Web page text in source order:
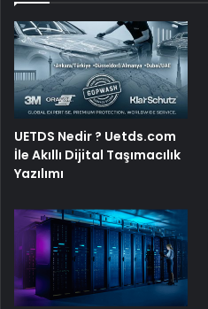
UETDS Nedir ? Uetds.com
İle Akıllı Dijital Taşımacılık
Yazılımı